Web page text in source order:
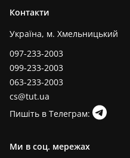
Контакти
Україна, м. Хмельницький
097-233-2003
099-233-2003
063-233-2003
cs@tut.ua
Пишіть в Телеграм:
Ми в соц. мережах